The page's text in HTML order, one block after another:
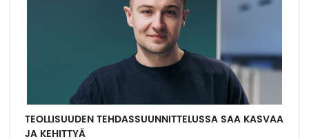
TEOLLISUUDEN TEHDASSUUNNITTELUSSA SAA KASVAA
JA KEHITTYÄ